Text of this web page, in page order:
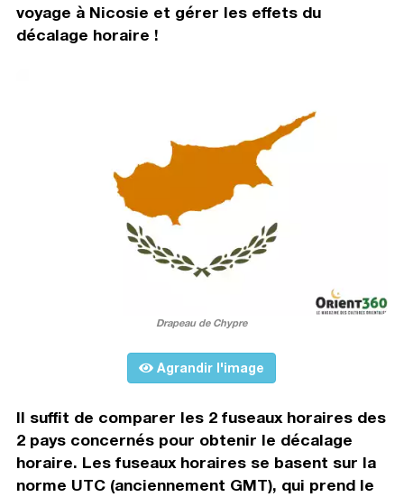
voyage à Nicosie et gérer les effets du
décalage horaire !
Drapeau de Chypre
Agrandir l'image
Il suffit de comparer les 2 fuseaux horaires des
2 pays concernés pour obtenir le décalage
horaire. Les fuseaux horaires se basent sur la
norme UTC (anciennement GMT), qui prend le